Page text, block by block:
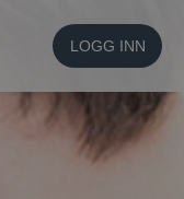
LOGG INN